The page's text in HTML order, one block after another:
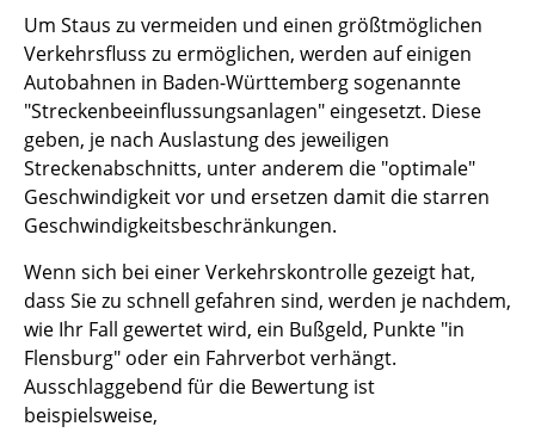
Um Staus zu vermeiden und einen größtmöglichen
Verkehrsfluss zu ermöglichen, werden auf einigen
Autobahnen in Baden-Württemberg sogenannte
"Streckenbeeinflussungsanlagen" eingesetzt. Diese
geben, je nach Auslastung des jeweiligen
Streckenabschnitts, unter anderem die "optimale"
Geschwindigkeit vor und ersetzen damit die starren
Geschwindigkeitsbeschränkungen.
Wenn sich bei einer Verkehrskontrolle gezeigt hat,
dass Sie zu schnell gefahren sind, werden je nachdem,
wie Ihr Fall gewertet wird, ein Bußgeld, Punkte "in
Flensburg" oder ein Fahrverbot verhängt.
Ausschlaggebend für die Bewertung ist
beispielsweise,